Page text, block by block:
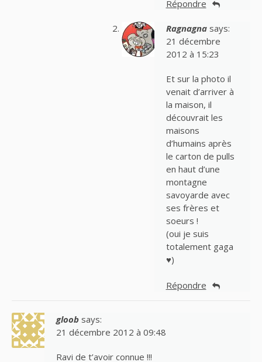
Répondre
Ragnagna says:
21 décembre
2012 à 15:23
Et sur la photo il
venait d’arriver à
la maison, il
découvrait les
maisons
d’humains après
le carton de pulls
en haut d’une
montagne
savoyarde avec
ses frères et
soeurs !
(oui je suis
totalement gaga
♥)
Répondre
gloob says:
21 décembre 2012 à 09:48
Ravi de t’avoir connue !!!